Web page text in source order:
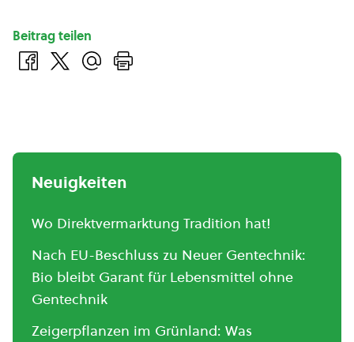
Beitrag teilen
Neuigkeiten
Wo Direktvermarktung Tradition hat!
Nach EU-Beschluss zu Neuer Gentechnik:
Bio bleibt Garant für Lebensmittel ohne
Gentechnik
Zeigerpflanzen im Grünland: Was